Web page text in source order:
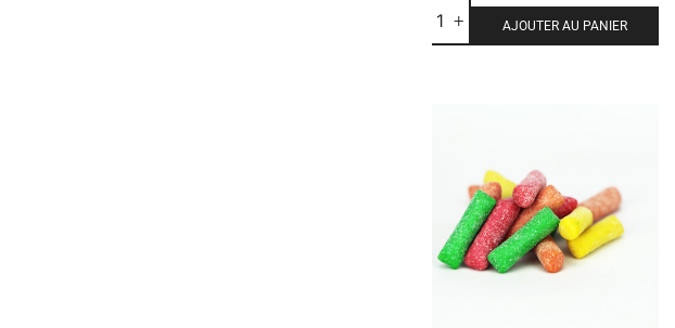
+ AJOUTER AU PANIER